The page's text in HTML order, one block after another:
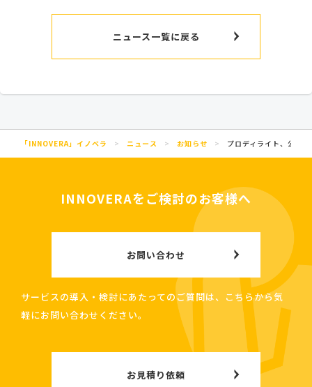
ニュース一覧に戻る
「INNOVERA」イノベラ > ニュース > お知らせ > プロディライト、公式
INNOVERAをご検討のお客様へ
お問い合わせ
サービスの導入・検討にあたってのご質問は、こちらから気
軽にお問い合わせください。
お見積り依頼